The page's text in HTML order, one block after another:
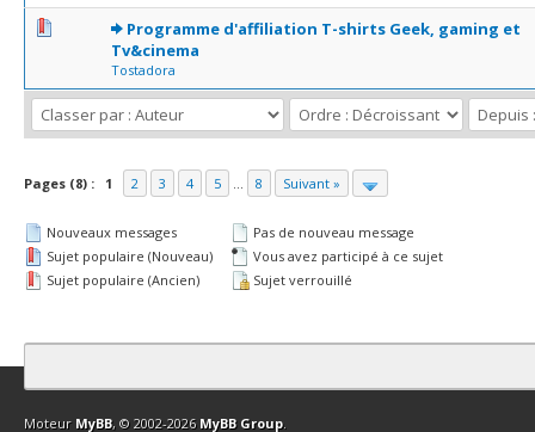
Programme d'affiliation T-shirts Geek, gaming et
Tv&cinema
Tostadora
0 Votes - 0 sur 5 en moyenne
12345
Pages (8) : 1 2 3 4 5 ... 8 Suivant »
Nouveaux messages
Sujet populaire (Nouveau)
Sujet populaire (Ancien)
Pas de nouveau message
Vous avez participé à ce sujet
Sujet verrouillé
Contact Club Affiliation Retourner en haut Version bas-débit
Moteur MyBB, © 2002-2026 MyBB Group.